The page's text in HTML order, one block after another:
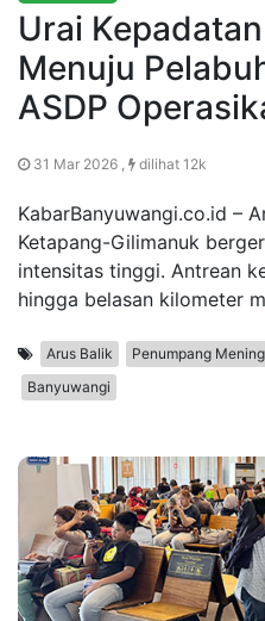
Urai
Menuju
ASDP
31 Mar 2026 , dilihat 12k
KabarBanyuwangi.co.id –
Ketapang-Gilimanuk
intensitas tinggi. Antrean
hingga belasan kilometer
Arus Balik Penumpang
Banyuwangi